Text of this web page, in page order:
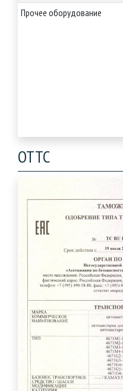
Прочее оборудование
ОТТС